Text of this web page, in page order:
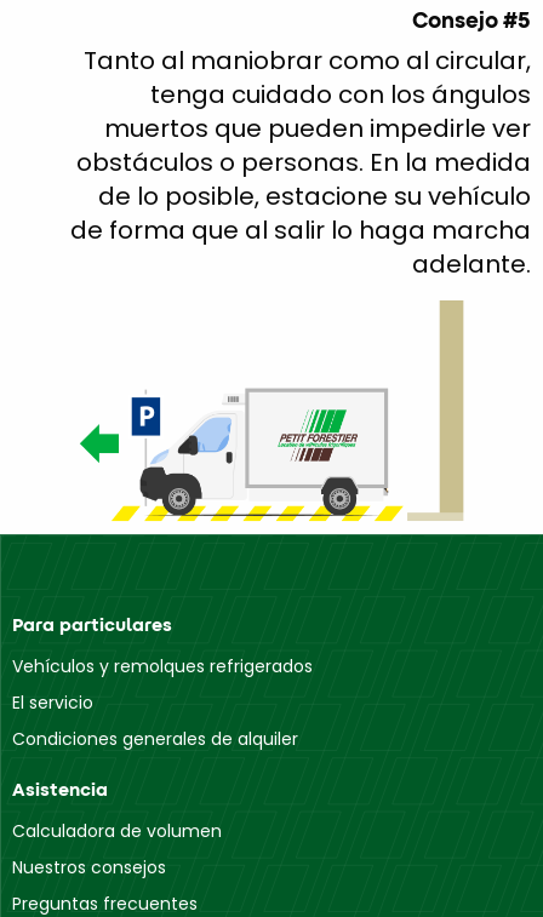
Consejo #5
Tanto al maniobrar como al circular,
tenga cuidado con los ángulos
muertos que pueden impedirle ver
obstáculos o personas. En la medida
de lo posible, estacione su vehículo
de forma que al salir lo haga marcha
adelante.
Para particulares
Vehículos y remolques refrigerados
El servicio
Condiciones generales de alquiler
Asistencia
Calculadora de volumen
Nuestros consejos
Preguntas frecuentes